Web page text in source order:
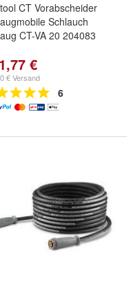
CT Vorabscheider
Schlauch
CT-VA 20 204083
€
€ Versand
6